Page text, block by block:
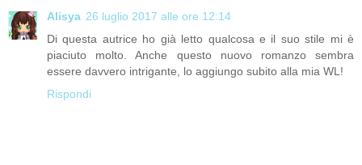
Alisya 26 luglio 2017 alle ore 12:14
Di questa autrice ho già letto qualcosa e il suo stile mi è
piaciuto molto. Anche questo nuovo romanzo sembra
essere davvero intrigante, lo aggiungo subito alla mia WL!
Rispondi